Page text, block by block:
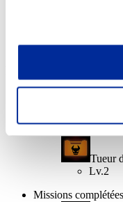
Missions
Tueur
Lv.2
Missions